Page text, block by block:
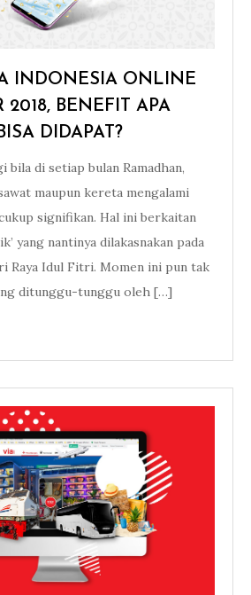
INDONESIA ONLINE
2018, BENEFIT APA
DIDAPAT?
bila di setiap bulan Ramadhan,
maupun kereta mengalami
signifikan. Hal ini berkaitan
yang nantinya dilakasnakan pada
Raya Idul Fitri. Momen ini pun tak
ditunggu-tunggu oleh […]